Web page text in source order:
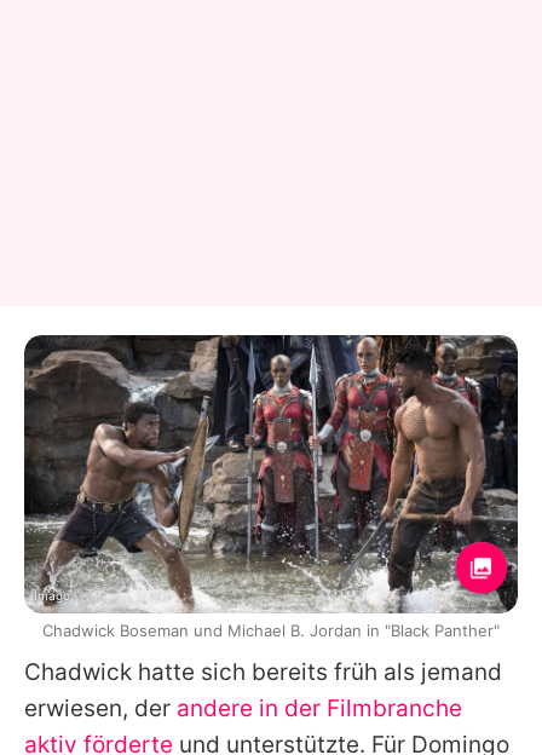
Chadwick hatte sich bereits früh als jemand
erwiesen, der andere in der Filmbranche
aktiv förderte und unterstützte. Für Domingo
Imago
Chadwick Boseman und Michael B. Jordan in "Black Panther"